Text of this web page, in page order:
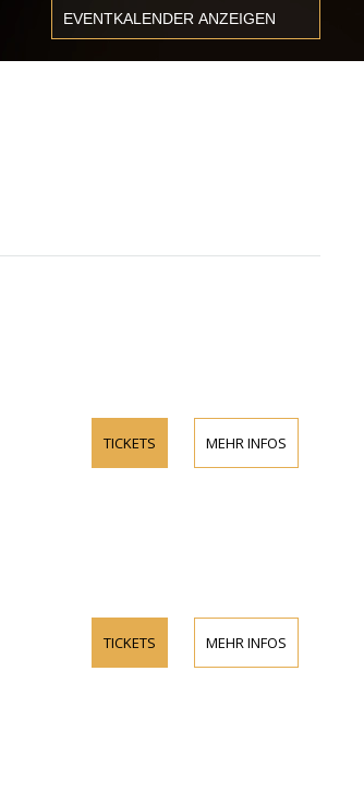
TICKETS MEHR INFOS
TICKETS MEHR INFOS